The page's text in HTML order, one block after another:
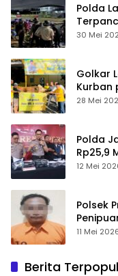
Polda
30 Mei
Golkar
Kurban
28 Mei
Polda
Rp25,9
12 Mei
Polsek
11 Mei
Berita